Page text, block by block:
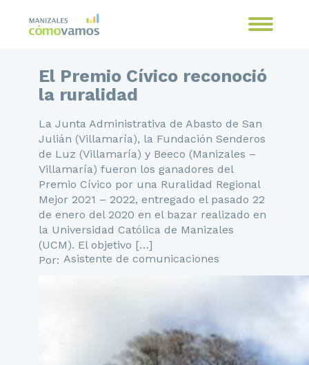
El Premio Cívico reconoció
la ruralidad
La Junta Administrativa de Abasto de San
Julián (Villamaría), la Fundación Senderos
de Luz (Villamaría) y Beeco (Manizales –
Villamaría) fueron los ganadores del
Premio Cívico por una Ruralidad Regional
Mejor 2021 – 2022, entregado el pasado 22
de enero del 2020 en el bazar realizado en
la Universidad Católica de Manizales
(UCM). El objetivo […]
Asistente de comunicaciones